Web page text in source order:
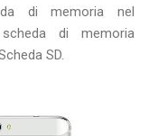
di memoria nel
di memoria
SD.